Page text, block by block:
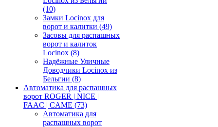
(10)
Замки Locinox для
ворот и калитки (49)
Засовы для распашных
ворот и калиток
Locinox (8)
Надёжные Уличные
Доводчики Locinox из
Бельгии (8)
Автоматика для распашных
ворот ROGER | NICE |
FAAC | CAME (73)
Автоматика для
распашных ворот